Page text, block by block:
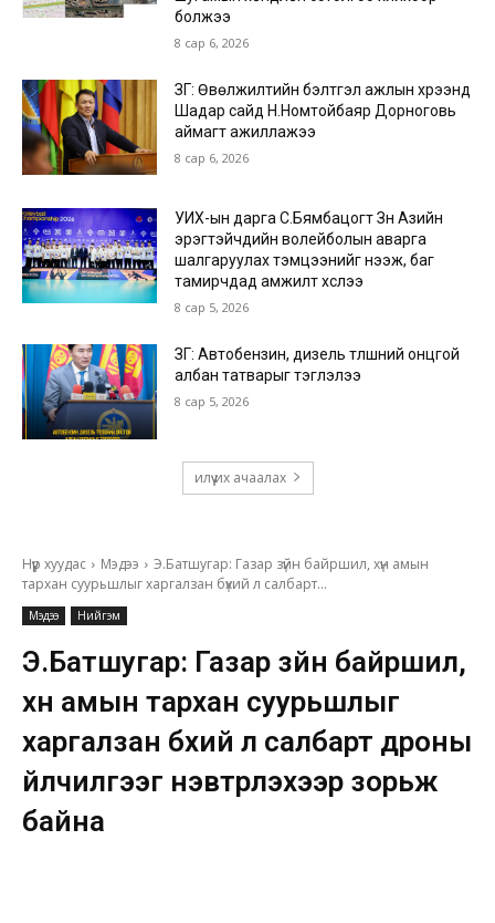
болжээ
8 сар 6, 2026
ЗГ: Өвөлжилтийн бэлтгэл ажлын хүрээнд
Шадар сайд Н.Номтойбаяр Дорноговь
аймагт ажиллажээ
8 сар 6, 2026
УИХ-ын дарга С.Бямбацогт Зүүн Азийн
эрэгтэйчүүдийн волейболын аварга
шалгаруулах тэмцээнийг нээж, баг
тамирчдад амжилт хүслээ
8 сар 5, 2026
ЗГ: Автобензин, дизель түлшний онцгой
албан татварыг тэглэлээ
8 сар 5, 2026
илүү их ачаалах